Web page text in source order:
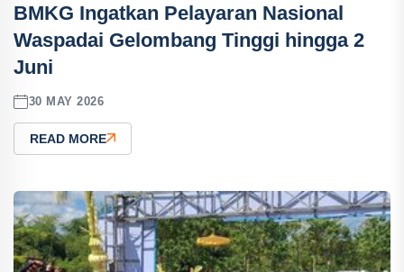
BMKG Ingatkan Pelayaran Nasional
Waspadai Gelombang Tinggi hingga 2
Juni
30 MAY 2026
READ MORE